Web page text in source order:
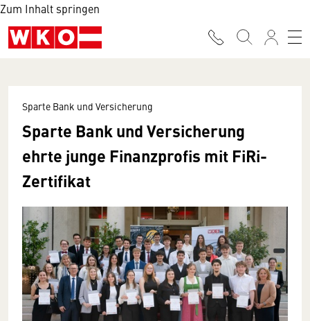
Zum Inhalt springen
Sparte Bank und Versicherung
Sparte Bank und Versicherung
ehrte junge Finanzprofis mit FiRi-
Zertifikat